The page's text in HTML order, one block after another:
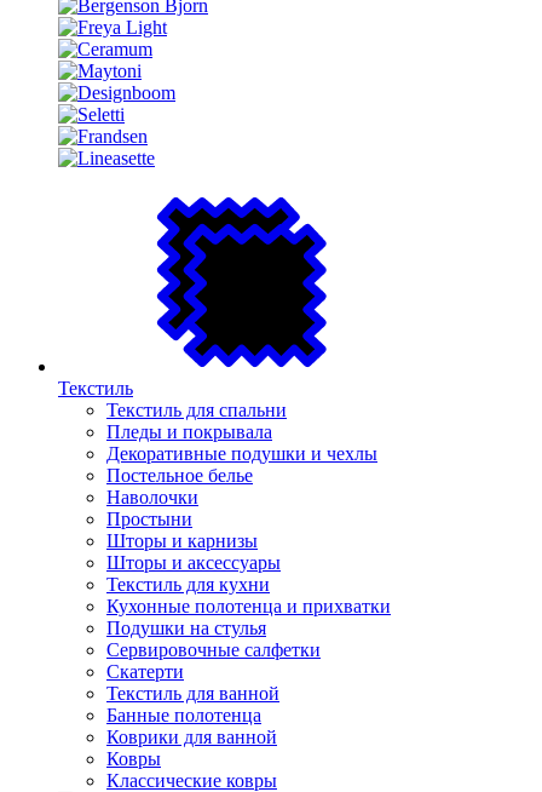
Текстиль
Текстиль для спальни
Пледы и покрывала
Декоративные подушки и чехлы
Постельное белье
Наволочки
Простыни
Шторы и карнизы
Шторы и аксессуары
Текстиль для кухни
Кухонные полотенца и прихватки
Подушки на стулья
Сервировочные салфетки
Скатерти
Текстиль для ванной
Банные полотенца
Коврики для ванной
Ковры
Классические ковры